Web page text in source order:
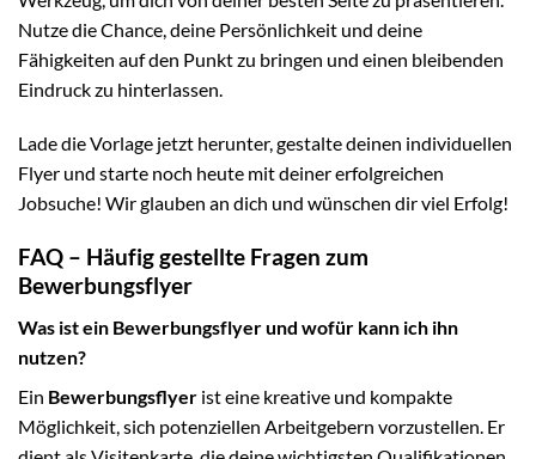
Nutze die Chance, deine Persönlichkeit und deine
Fähigkeiten auf den Punkt zu bringen und einen bleibenden
Eindruck zu hinterlassen.
Lade die Vorlage jetzt herunter, gestalte deinen individuellen
Flyer und starte noch heute mit deiner erfolgreichen
Jobsuche! Wir glauben an dich und wünschen dir viel Erfolg!
FAQ – Häufig gestellte Fragen zum
Bewerbungsflyer
Was ist ein Bewerbungsflyer und wofür kann ich ihn
nutzen?
Ein Bewerbungsflyer ist eine kreative und kompakte
Möglichkeit, sich potenziellen Arbeitgebern vorzustellen. Er